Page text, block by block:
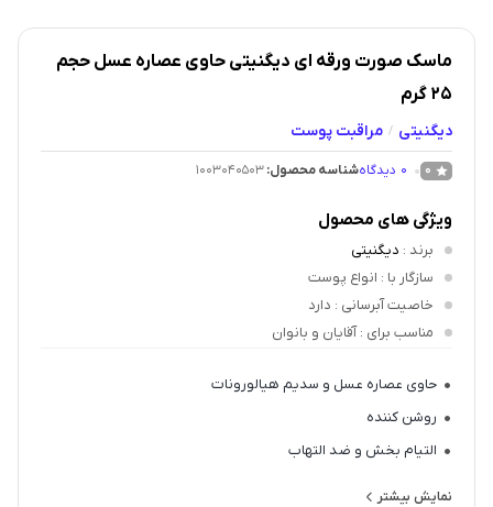
ماسک صورت ورقه ای دیگنیتی حاوی عصاره عسل حجم
25 گرم
دیگنیتی / مراقبت پوست
0
0 دیدگاهشناسه محصول:1003040503
ویژگی های محصول
برند : دیگنیتی
سازگار با : انواع پوست
خاصیت آبرسانی : دارد
مناسب برای : آقایان و بانوان
حاوی عصاره عسل و سدیم هیالورونات
روشن کننده
التیام بخش و ضد التهاب
نمایش بیشتر